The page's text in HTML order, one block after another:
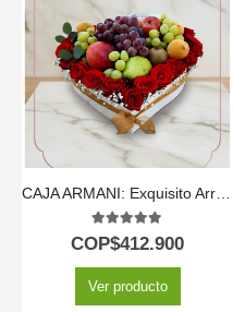
5.00out of 5
COP$412.900
Ver producto